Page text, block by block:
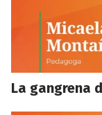
La gangrena